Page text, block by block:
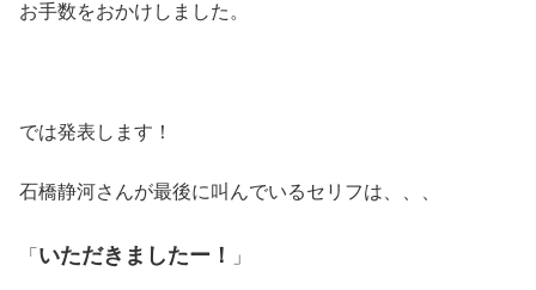
お手数をおかけしました。
では発表します！
石橋静河さんが最後に叫んでいるセリフは、、、
「 いただきましたー！ 」